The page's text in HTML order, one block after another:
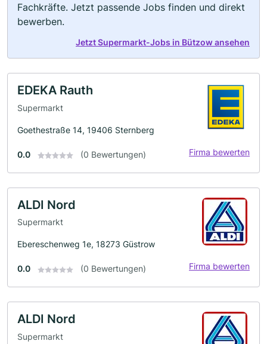
Fachkräfte. Jetzt passende Jobs finden und direkt
bewerben.
Jetzt Supermarkt-Jobs in Bützow ansehen
EDEKA Rauth
Supermarkt
Goethestraße 14, 19406 Sternberg
0.0 (0 Bewertungen) Firma bewerten
ALDI Nord
Supermarkt
Ebereschenweg 1e, 18273 Güstrow
0.0 (0 Bewertungen) Firma bewerten
ALDI Nord
Supermarkt